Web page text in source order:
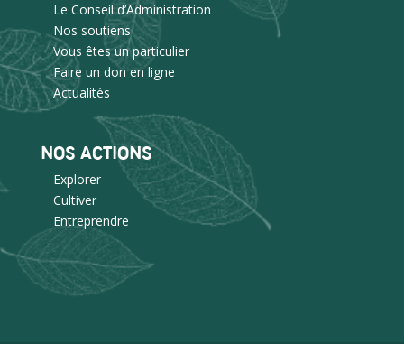
Le Conseil d’Administration
Nos soutiens
Vous êtes un particulier
Faire un don en ligne
Actualités
NOS ACTIONS
Explorer
Cultiver
Entreprendre